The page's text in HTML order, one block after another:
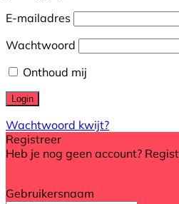
E-mailadres
Wachtwoord
Onthoud mij
Wachtwoord kwijt?
Registreer
Heb je nog geen account?
Gebruikersnaam